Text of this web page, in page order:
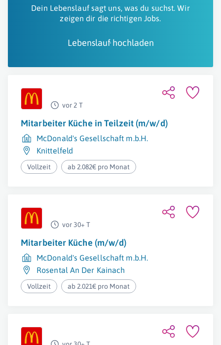
Dein Lebenslauf sagt uns, was du suchst. Wir
zeigen dir die richtigen Jobs.
Lebenslauf hochladen
vor 2 T
Mitarbeiter Küche in Teilzeit (m/w/d)
McDonald's Gesellschaft m.b.H.
Knittelfeld
Vollzeit ab 2.082€ pro Monat
vor 30+ T
Mitarbeiter Küche (m/w/d)
McDonald's Gesellschaft m.b.H.
Rosental An Der Kainach
Vollzeit ab 2.021€ pro Monat